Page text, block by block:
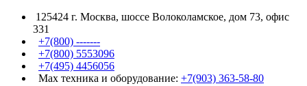
125424 г. Москва, шоссе Волоколамское, дом 73, офис
331
+7(800) -------
+7(800) 5553096
+7(495) 4456056
Max техника и оборудование: +7(903) 363-58-80